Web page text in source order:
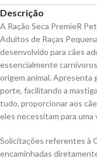
Descrição
A Ração Seca PremieR
Adultos de Raças
desenvolvido para cães
essencialmente
origem animal. Apresenta
porte, facilitando a
tudo, proporcionar aos
eles necessitam para uma
Solicitações referentes à
encaminhadas